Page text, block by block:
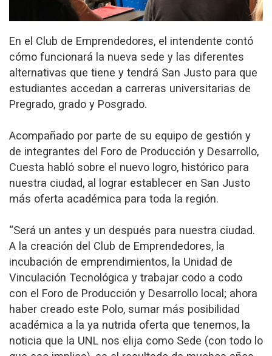
En el Club de Emprendedores, el intendente contó
cómo funcionará la nueva sede y las diferentes
alternativas que tiene y tendrá San Justo para que
estudiantes accedan a carreras universitarias de
Pregrado, grado y Posgrado.
Acompañado por parte de su equipo de gestión y
de integrantes del Foro de Producción y Desarrollo,
Cuesta habló sobre el nuevo logro, histórico para
nuestra ciudad, al lograr establecer en San Justo
más oferta académica para toda la región.
“Será un antes y un después para nuestra ciudad.
A la creación del Club de Emprendedores, la
incubación de emprendimientos, la Unidad de
Vinculación Tecnológica y trabajar codo a codo
con el Foro de Producción y Desarrollo local; ahora
haber creado este Polo, sumar más posibilidad
académica a la ya nutrida oferta que tenemos, la
noticia que la UNL nos elija como Sede (con todo lo